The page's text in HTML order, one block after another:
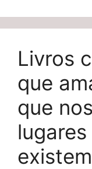
Livros
que
que